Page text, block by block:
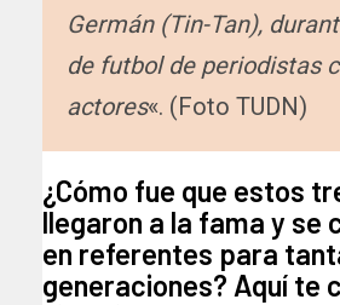
Germán (Tin-Tan),
de futbol de periodistas
actores«. (Foto TUDN)
¿Cómo fue que estos
llegaron a la fama y se
en referentes para
generaciones? Aquí te